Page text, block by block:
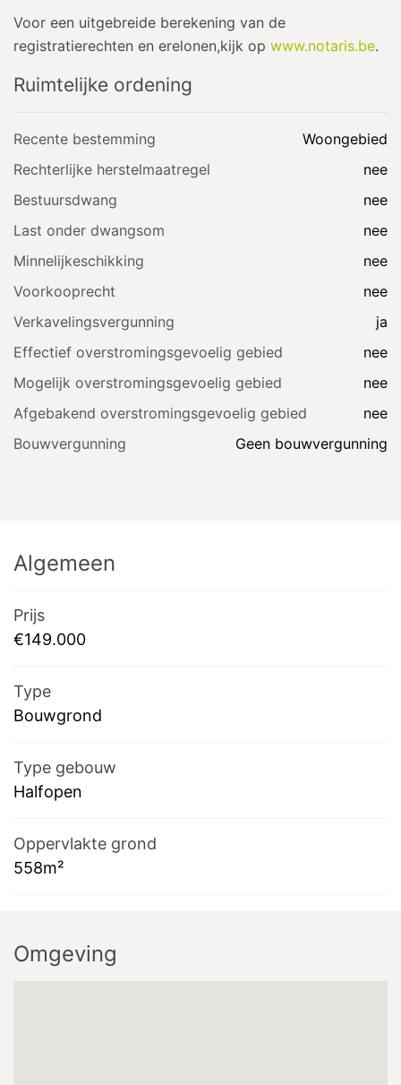
Voor een uitgebreide berekening van de
registratierechten en erelonen,kijk op www.notaris.be.
Ruimtelijke ordening
Recente bestemming
Woongebied
Rechterlijke herstelmaatregel
nee
Bestuursdwang
nee
Last onder dwangsom
nee
Minnelijkeschikking
nee
Voorkooprecht
nee
Verkavelingsvergunning
ja
Effectief overstromingsgevoelig gebied
nee
Mogelijk overstromingsgevoelig gebied
nee
Afgebakend overstromingsgevoelig gebied
nee
Bouwvergunning
Geen bouwvergunning
Algemeen
Prijs
€149.000
Type
Bouwgrond
Type gebouw
Halfopen
Oppervlakte grond
558m²
Omgeving